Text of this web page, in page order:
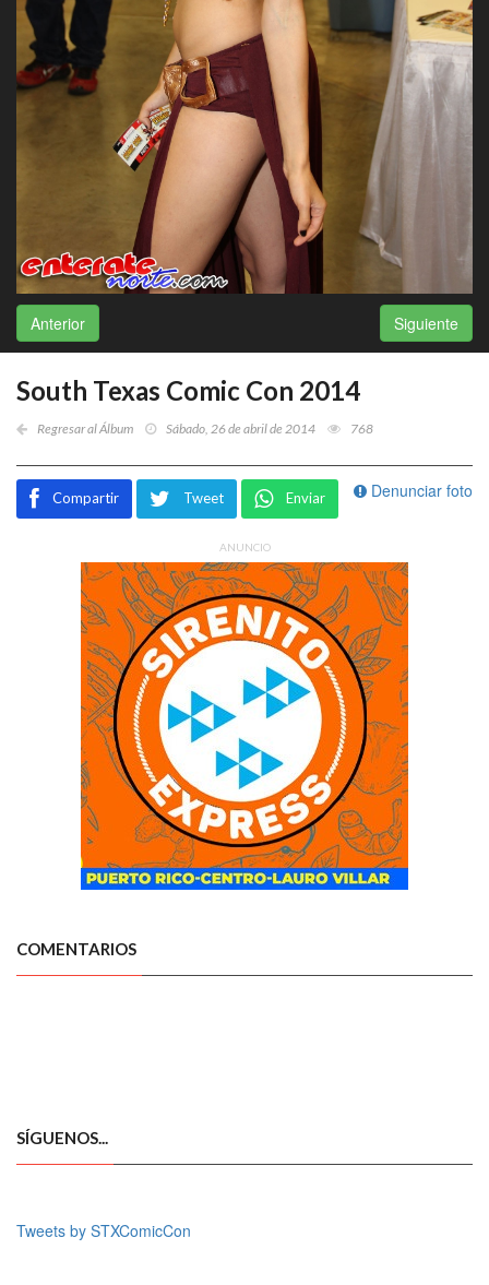
Anterior Siguiente
South Texas Comic Con 2014
Regresar al Álbum Sábado, 26 de abril de 2014 768
Denunciar foto
Compartir Tweet Enviar
ANUNCIO
COMENTARIOS
SÍGUENOS...
Tweets by STXComicCon